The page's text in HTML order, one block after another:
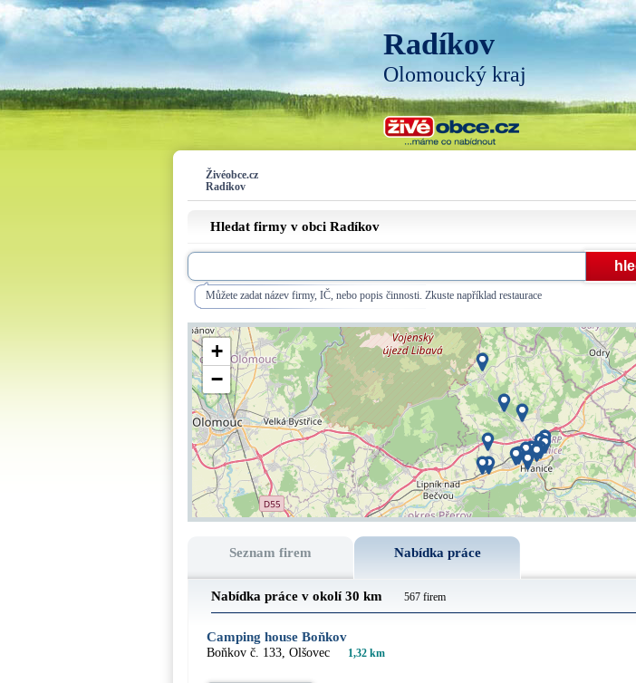
Radíkov
Olomoucký kraj
Živéobce.cz
Radíkov
Hledat firmy v obci Radíkov
Můžete zadat název firmy, IČ, nebo popis činnosti. Zkuste například restaurace
+
−
Seznam firem Nabídka práce
Nabídka práce v okolí 30 km 567 firem
Camping house Boňkov
Boňkov č. 133, Olšovec 1,32 km